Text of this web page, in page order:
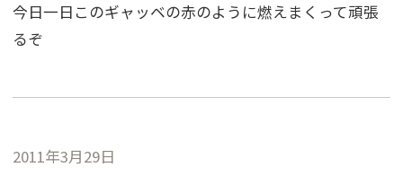
今日一日このギャッベの赤のように燃えまくって頑張
るぞ
2011年3月29日